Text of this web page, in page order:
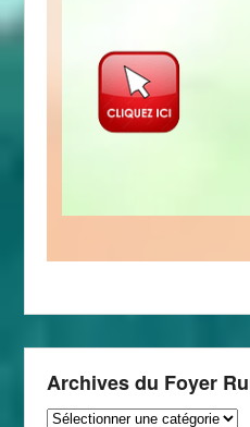
Archives du Foyer
Archives